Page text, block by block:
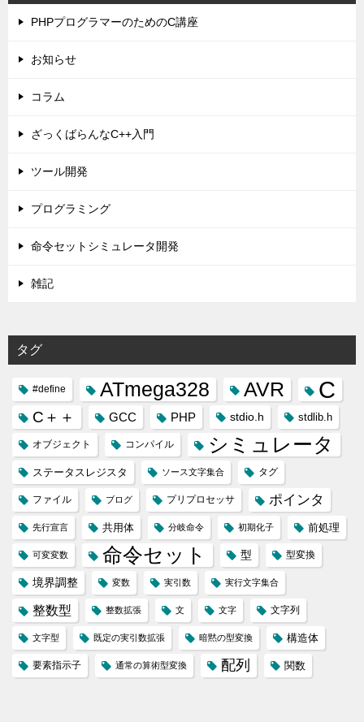
PHPプログラマーのためのC講座
お知らせ
コラム
ざっくばらんなC++入門
ツール開発
プログラミング
命令セットシミュレータ開発
雑記
タグ
#define ATmega328 AVR C
C＋＋ GCC PHP stdio.h stdlib.h
オブジェクト コンパイル シミュレータ
ステータスレジスタ ソース文字集合 タグ
ファイル ブログ プリプロセッサ ポインタ
先行宣言 共用体 分岐命令 初期化子 前処理
可変変数 命令セット 型 型変換
境界調整 変数 実引数 実行文字集合
整数型 整数拡張 文 文字 文字列
文字型 既定の実引数拡張 暗黙の型変換 構造体
要素指示子 通常の算術型変換 配列 関数